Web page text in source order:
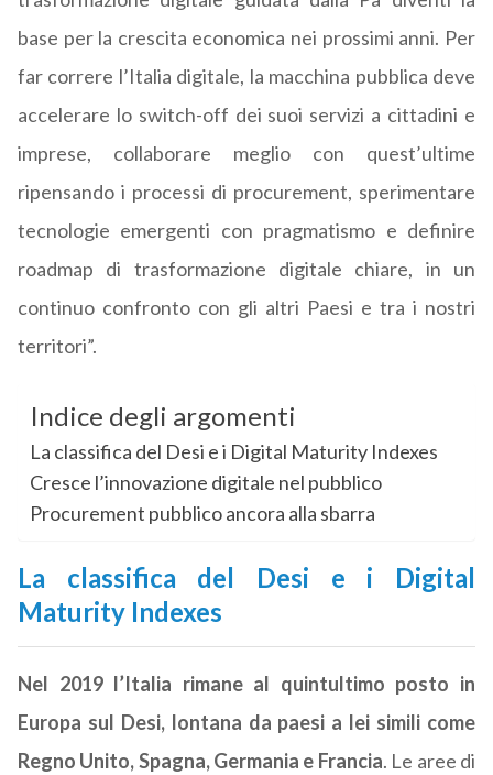
base per la crescita economica nei prossimi anni. Per
far correre l’Italia digitale, la macchina pubblica deve
accelerare lo switch-off dei suoi servizi a cittadini e
imprese, collaborare meglio con quest’ultime
ripensando i processi di procurement, sperimentare
tecnologie emergenti con pragmatismo e definire
roadmap di trasformazione digitale chiare, in un
continuo confronto con gli altri Paesi e tra i nostri
territori”.
Indice degli argomenti
La classifica del Desi e i Digital Maturity Indexes
Cresce l’innovazione digitale nel pubblico
Procurement pubblico ancora alla sbarra
La classifica del Desi e i Digital
Maturity Indexes
Nel 2019 l’Italia rimane al quintultimo posto in
Europa sul Desi, lontana da paesi a lei simili come
Regno Unito, Spagna, Germania e Francia. Le aree di